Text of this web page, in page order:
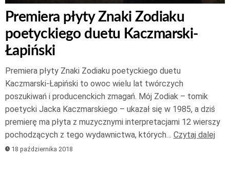
Premiera płyty Znaki Zodiaku
poetyckiego duetu Kaczmarski-
Łapiński
Premiera płyty Znaki Zodiaku poetyckiego duetu
Kaczmarski-Łapiński to owoc wielu lat twórczych
poszukiwań i producenckich zmagań. Mój Zodiak – tomik
poetycki Jacka Kaczmarskiego – ukazał się w 1985, a dziś
premierę ma płyta z muzycznymi interpretacjami 12 wierszy
pochodzących z tego wydawnictwa, których… Czytaj dalej
18 października 2018